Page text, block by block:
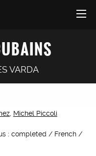
VARDA
, Michel Piccoli
: completed / French /